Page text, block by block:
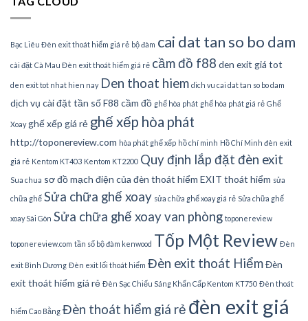
Bạc Liêu Đèn exit thoát hiểm giá rẻ bộ đàm cai dat tan so bo dam
cài đặt Cà Mau Đèn exit thoát hiểm giá rẻ cầm đồ f88 den exit giá tot
den exit tot nhat hien nay Den thoat hiem dich vu cai dat tan so bo dam
dịch vụ cài đặt tần sốF88 cầm đồ ghế hòa phát ghế hòa phát giá rẻ Ghế
Xoay ghế xếp giá rẻ ghế xếp hòa phát
http://toponereview.com hòa phát ghế xếp hồ chí minh Hồ Chí Minh đèn exit
giá rẻ Kentom KT403 Kentom KT2200 Quy định lắp đặt đèn exit
Sua chua sơ đồ mạch điện của đèn thoát hiểm EXIT thoát hiểm sửa
chữa ghế Sửa chữa ghế xoay sửa chữa ghế xoay giá rẻ Sửa chữa ghế
xoay Sài Gòn Sửa chữa ghế xoay van phòng toponereview
toponereview.com tần số bộ đàm kenwood Tốp Một Review Đèn
exit Bình Dương Đèn exit lối thoát hiểm Đèn exit thoát HiểmĐèn
exit thoát hiểm giá rẻ Đèn Sạc Chiếu Sáng Khẩn Cấp Kentom KT750 Đèn thoát
hiểm Cao Bằng Đèn thoát hiểm giá rẻ đèn exit giá